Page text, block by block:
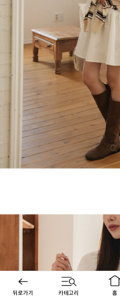
뒤로가기 카테고리 홈